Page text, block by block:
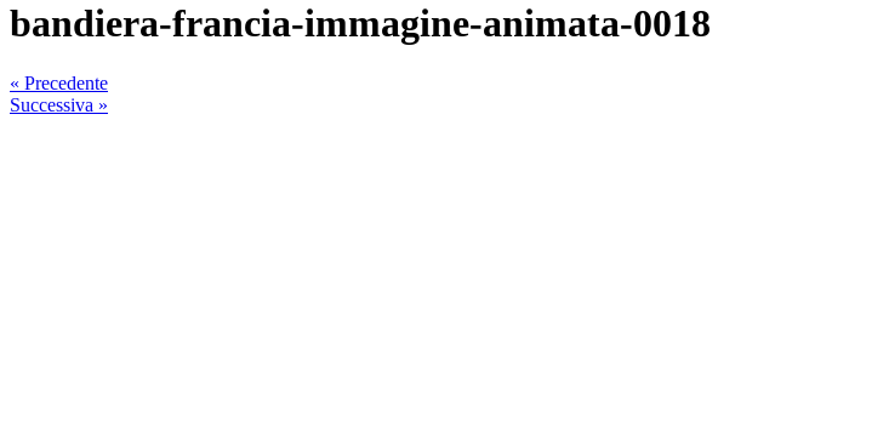
bandiera-francia-immagine-animata-0018
« Precedente
Successiva »